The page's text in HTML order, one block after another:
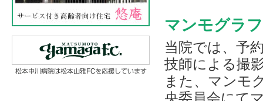
マンモグラ
当院では、予
技師による撮
また、マンモ
央委員会にて